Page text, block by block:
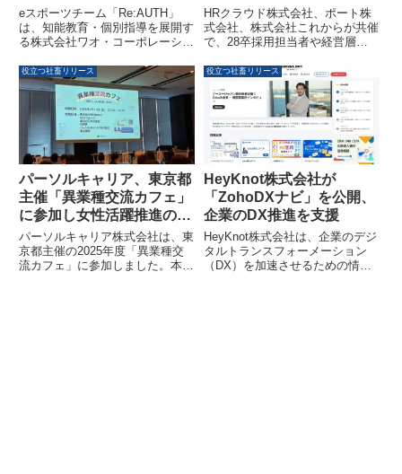
ン」とスポンサー契約を締
結
eスポーツチーム「Re:AUTH」
は、知能教育・個別指導を展開す
る株式会社ワオ・コーポレーショ
た。この提携により、次世代eス
ポーツプレイヤーの育成と、教育
とeスポーツを融合した新たな文
化価値の創造を目指します。
HRクラウド株式会社、ポート株
式会社、株式会社これからが共催
で、28卒採用担当者や経営層を
の具体的な戦略を公開する無料オ
ンラインセミナーを開催いたしま
す。集客から歩留まり向上、採用
戦略まで、各分野の専門家が具体
的な解決策を提示します。
役立つ社畜リリース
パーソルキャリア、東京都
主催「異業種交流カフェ」
に参加し女性活躍推進の知
見を交換
パーソルキャリア株式会社は、東
京都主催の2025年度「異業種交
流カフェ」に参加しました。本イ
役立つ社畜リリース
HeyKnot株式会社が
「ZohoDXナビ」を公開、
企業のDX推進を支援
HeyKnot株式会社は、企業のデジ
タルトランスフォーメーション
（DX）を加速させるための情報